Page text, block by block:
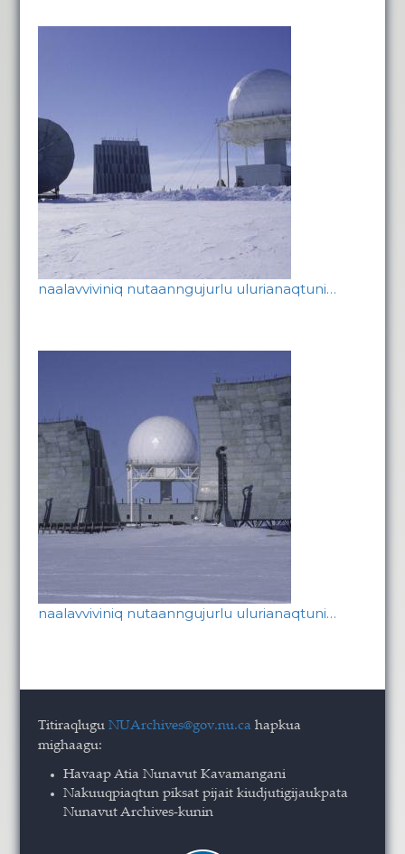
naalavviviniq nutaanngujurlu ulurianaqtuni…
naalavviviniq nutaanngujurlu ulurianaqtuni…
TitiraqluguNUArchives@gov.nu.ca hapkua
mighaagu:
Havaap Atia Nunavut Kavamangani
Nakuuqpiaqtun piksat pijait kiudjutigijaukpata
Nunavut Archives-kunin